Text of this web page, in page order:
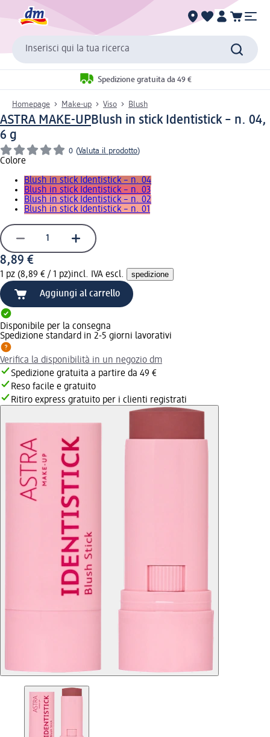
Inserisci qui la tua ricerca
Spedizione gratuita da 49 €
Homepage Make-up Viso Blush
ASTRA MAKE-UPBlush in stick Identistick – n. 04,
6 g
0 (Valuta il prodotto)
Colore
Blush in stick Identistick – n. 04
Blush in stick Identistick – n. 03
Blush in stick Identistick – n. 02
Blush in stick Identistick – n. 01
8,89 €
1 pz (8,89 € / 1 pz)incl. IVA escl. spedizione
Aggiungi al carrello
Disponibile per la consegna
Spedizione standard in 2-5 giorni lavorativi
Verifica la disponibilità in un negozio dm
Spedizione gratuita a partire da 49 €
Reso facile e gratuito
Ritiro express gratuito per i clienti registrati